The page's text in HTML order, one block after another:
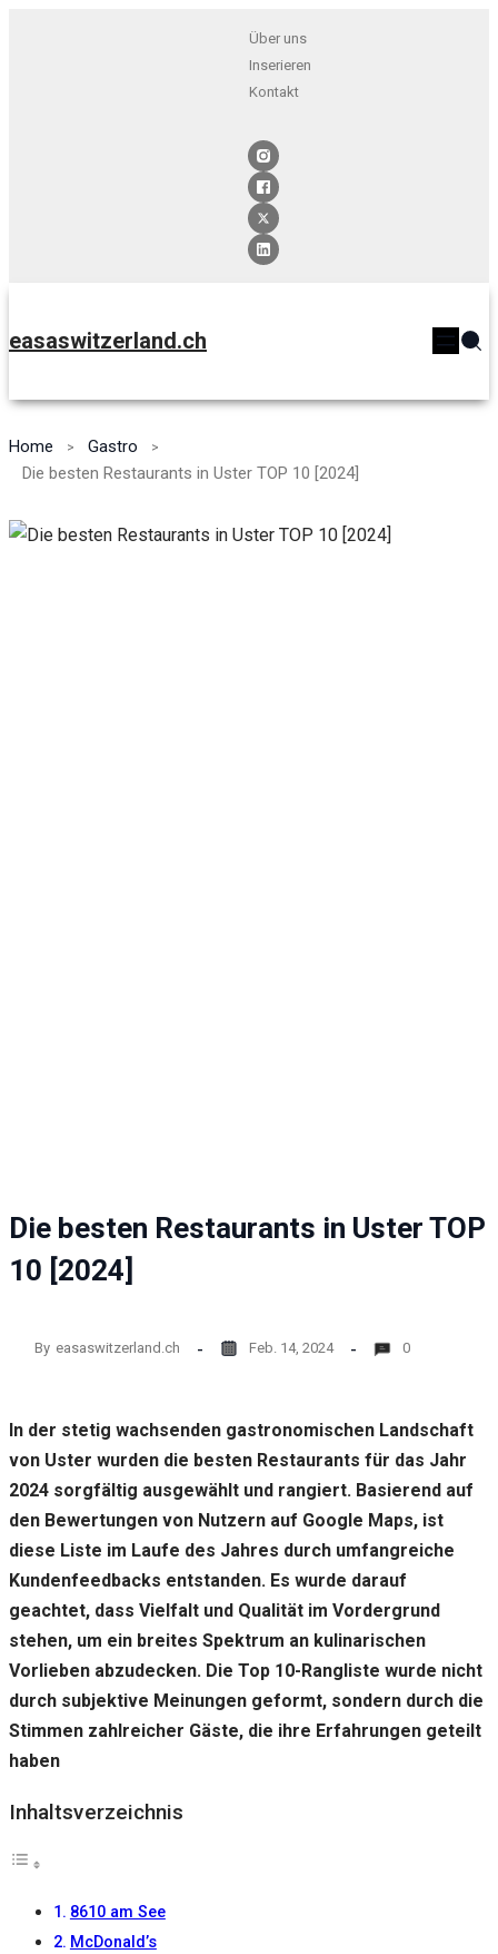
Über uns
Inserieren
Kontakt
easaswitzerland.ch
Home
Gastro
Die besten Restaurants in Uster TOP 10 [2024]
Die besten Restaurants in Uster TOP
10 [2024]
By easaswitzerland.ch Feb. 14, 2024 0
In der stetig wachsenden gastronomischen Landschaft
von Uster wurden die besten Restaurants für das Jahr
2024 sorgfältig ausgewählt und rangiert. Basierend auf
den Bewertungen von Nutzern auf Google Maps, ist
diese Liste im Laufe des Jahres durch umfangreiche
Kundenfeedbacks entstanden. Es wurde darauf
geachtet, dass Vielfalt und Qualität im Vordergrund
stehen, um ein breites Spektrum an kulinarischen
Vorlieben abzudecken. Die Top 10-Rangliste wurde nicht
durch subjektive Meinungen geformt, sondern durch die
Stimmen zahlreicher Gäste, die ihre Erfahrungen geteilt
haben
Inhaltsverzeichnis
8610 am See
McDonald’s
der Website auf
Basis der
Nutzung
während
Ihres
gut wie
möglich
funktioniert.
Wenn Sie
diese
Cookies
ablehnen,
verschwinden
einige
Funktionen
von der
Website.
Marketing
Verhalten beim
Website mitteilen,
erhöhen Sie die